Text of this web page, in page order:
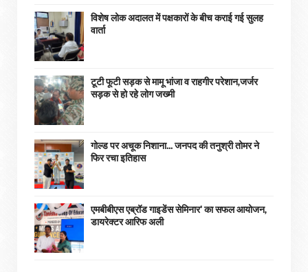
विशेष लोक अदालत में पक्षकारों के बीच कराई गई सुलह
वार्ता
टूटी फूटी सड़क से मामू भांजा व राहगीर परेशान,जर्जर
सड़क से हो रहे लोग जख्मी
गोल्ड पर अचूक निशाना... जनपद की तनुश्री तोमर ने
फिर रचा इतिहास
एमबीबीएस एब्रॉड गाइडेंस सेमिनार' का सफल आयोजन,
डायरेक्टर आरिफ अली